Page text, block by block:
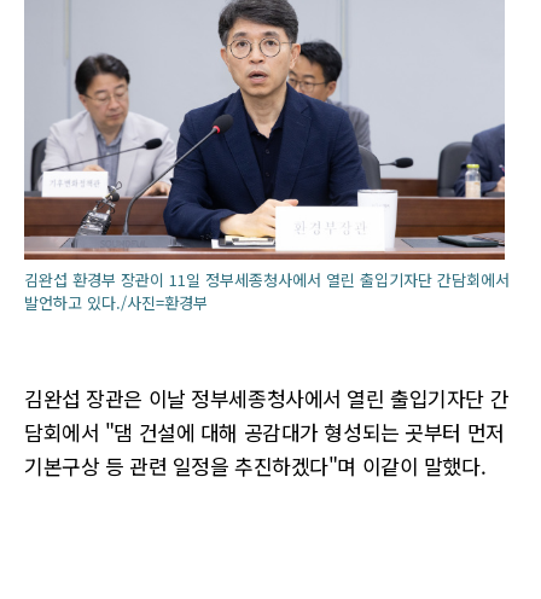
김완섭 환경부 장관이 11일 정부세종청사에서 열린 출입기자단 간담회에서
발언하고 있다./사진=환경부
김완섭 장관은 이날 정부세종청사에서 열린 출입기자단 간
담회에서 "댐 건설에 대해 공감대가 형성되는 곳부터 먼저
기본구상 등 관련 일정을 추진하겠다"며 이같이 말했다.